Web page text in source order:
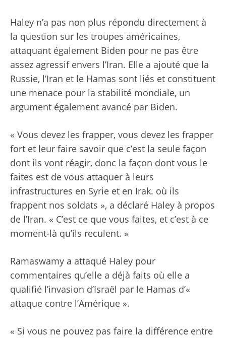
Haley n’a pas non plus répondu directement à
la question sur les troupes américaines,
attaquant également Biden pour ne pas être
assez agressif envers l’Iran. Elle a ajouté que la
Russie, l’Iran et le Hamas sont liés et constituent
une menace pour la stabilité mondiale, un
argument également avancé par Biden.
« Vous devez les frapper, vous devez les frapper
fort et leur faire savoir que c’est la seule façon
dont ils vont réagir, donc la façon dont vous le
faites est de vous attaquer à leurs
infrastructures en Syrie et en Irak. où ils
frappent nos soldats », a déclaré Haley à propos
de l’Iran. « C’est ce que vous faites, et c’est à ce
moment-là qu’ils reculent. »
Ramaswamy a attaqué Haley pour
commentaires qu’elle a déjà faits où elle a
qualifié l’invasion d’Israël par le Hamas d’«
attaque contre l’Amérique ».
« Si vous ne pouvez pas faire la différence entre